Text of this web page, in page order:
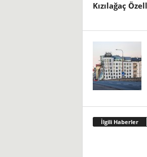
Kızılağaç
İlgili Haberler